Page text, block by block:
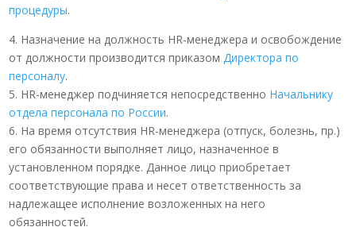
процедуры.
4. Назначение на должность HR-менеджера и освобождение
от должности производится приказомДиректора по
персоналу.
5. HR-менеджер подчиняется непосредственно Начальнику
отдела персонала по России.
6. На время отсутствия HR-менеджера (отпуск, болезнь, пр.)
его обязанности выполняет лицо, назначенное в
установленном порядке. Данное лицо приобретает
соответствующие права и несет ответственность за
надлежащее исполнение возложенных на него
обязанностей.